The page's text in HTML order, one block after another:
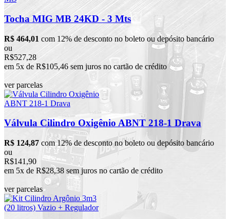
Tocha MIG MB 24KD - 3 Mts
R$ 464,01 com 12% de desconto no boleto ou depósito bancário
ou
R$527,28
em 5x de R$105,46 sem juros no cartão de crédito
ver parcelas
Válvula Cilindro Oxigênio ABNT 218-1 Drava
R$ 124,87 com 12% de desconto no boleto ou depósito bancário
ou
R$141,90
em 5x de R$28,38 sem juros no cartão de crédito
ver parcelas